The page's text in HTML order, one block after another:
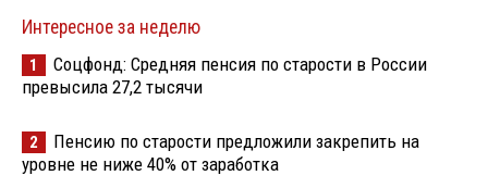
Интересное за неделю
1
Соцфонд: Средняя пенсия по старости в России
превысила 27,2 тысячи
2
Пенсию по старости предложили закрепить на
уровне не ниже 40% от заработка